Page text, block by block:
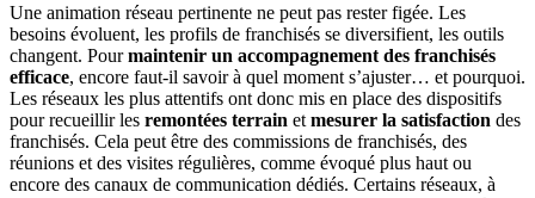
Une animation réseau pertinente ne peut pas rester figée. Les
besoins évoluent, les profils de franchisés se diversifient, les outils
changent. Pourmaintenir un accompagnement des franchisés
efficace, encore faut-il savoir à quel moment s’ajuster… et pourquoi.
Les réseaux les plus attentifs ont donc mis en place des dispositifs
pour recueillir les remontées terrain et mesurer la satisfaction des
franchisés. Cela peut être des commissions de franchisés, des
réunions et des visites régulières, comme évoqué plus haut ou
encore des canaux de communication dédiés. Certains réseaux, à